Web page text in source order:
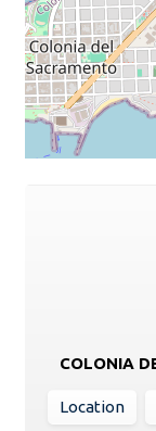
COLONIA
Location